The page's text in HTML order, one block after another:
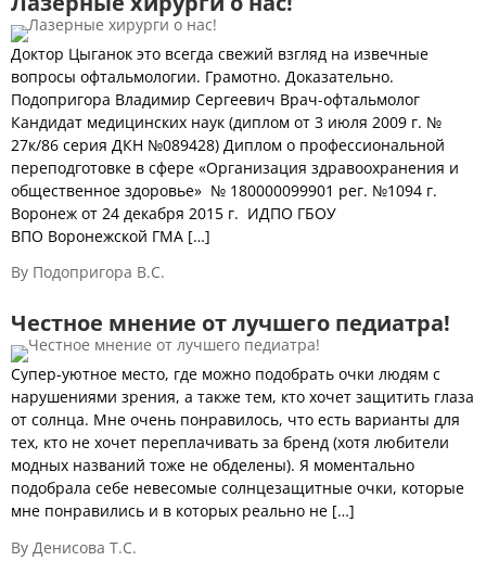
Доктор Цыганок это всегда свежий взгляд на извечные
вопросы офтальмологии. Грамотно. Доказательно.
Подопригора Владимир Сергеевич Врач-офтальмолог
Кандидат медицинских наук (диплом от 3 июля 2009 г. №
27к/86 серия ДКН №089428) Диплом о профессиональной
переподготовке в сфере «Организация здравоохранения и
общественное здоровье» № 180000099901 рег. №1094 г.
Воронеж от 24 декабря 2015 г. ИДПО ГБОУ
ВПО Воронежской ГМА […]
By Подопригора В.С.
Честное мнение от лучшего педиатра!
Супер-уютное место, где можно подобрать очки людям с
нарушениями зрения, а также тем, кто хочет защитить глаза
от солнца. Мне очень понравилось, что есть варианты для
тех, кто не хочет переплачивать за бренд (хотя любители
модных названий тоже не обделены). Я моментально
подобрала себе невесомые солнцезащитные очки, которые
мне понравились и в которых реально не […]
By Денисова Т.С.